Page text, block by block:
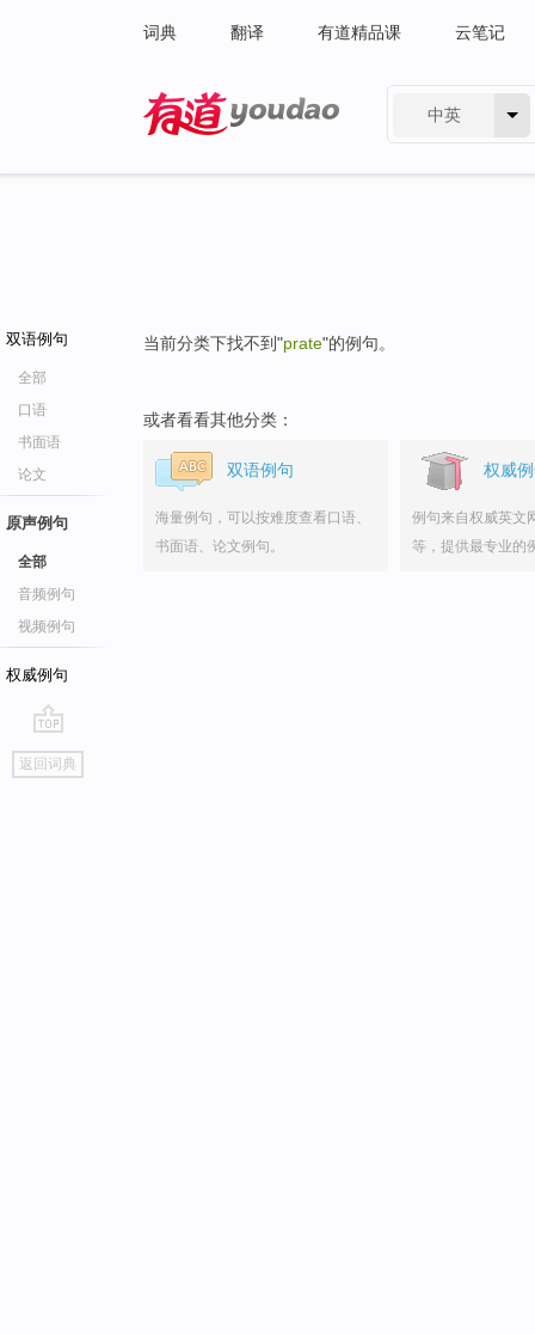
词典 翻译 有道精品课 云笔记
中英
双语例句
全部
口语
书面语
论文
原声例句
全部
音频例句
视频例句
权威例句
go
top
返回词典
当前分类下找不到"prate"的例句。
或者看看其他分类：
双语例句
海量例句，可以按难度查看口语、
书面语、论文例句。
权威
例句来自权威英文
等，提供最专业的